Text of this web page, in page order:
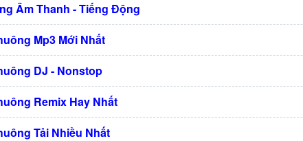
Âm Thanh - Tiếng Động
Mp3 Mới Nhất
DJ - Nonstop
Remix Hay Nhất
Tải Nhiều Nhất